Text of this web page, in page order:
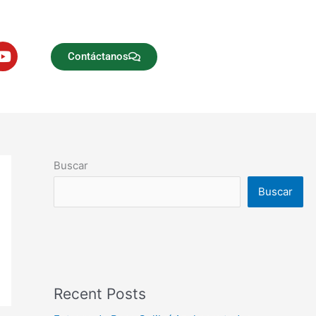
Y
o
Contáctanos
Buscar
Buscar
Recent Posts